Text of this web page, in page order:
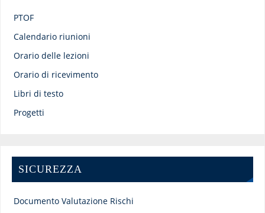
PTOF
Calendario riunioni
Orario delle lezioni
Orario di ricevimento
Libri di testo
Progetti
SICUREZZA
Documento Valutazione Rischi